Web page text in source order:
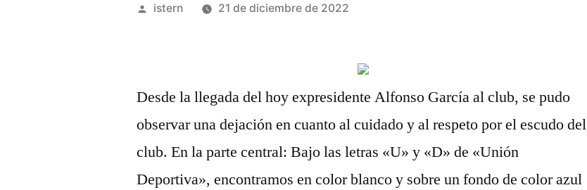
Publicado
istern 21 de diciembre de 2022
Desde la llegada del hoy expresidente Alfonso García al club, se pudo
observar una dejación en cuanto al cuidado y al respeto por el escudo del
club. En la parte central: Bajo las letras «U» y «D» de «Unión
Deportiva», encontramos en color blanco y sobre un fondo de color azul